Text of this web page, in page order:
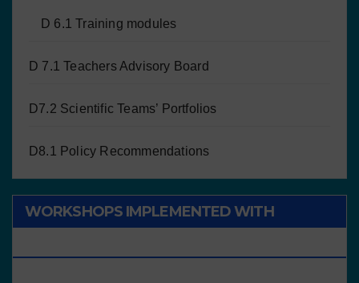
D 6.1 Training modules
D 7.1 Teachers Advisory Board
D7.2 Scientific Teams’ Portfolios
D8.1 Policy Recommendations
WORKSHOPS IMPLEMENTED WITH